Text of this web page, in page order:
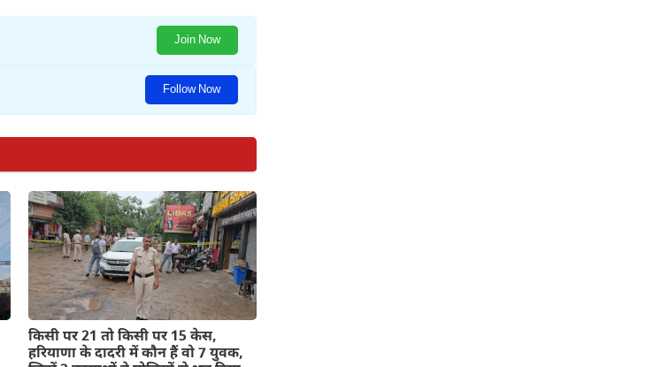
Join Now
Follow Now
किसी पर 21 तो किसी पर 15 केस,
हरियाणा के दादरी में कौन हैं वो 7 युवक,